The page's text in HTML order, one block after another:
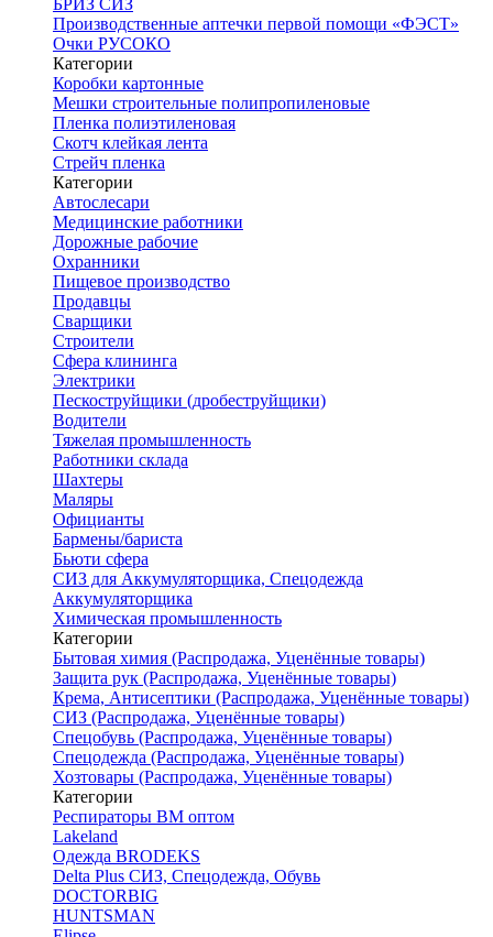
БРИЗ СИЗ
Производственные аптечки первой помощи «ФЭСТ»
Очки РУСОКО
Категории
Коробки картонные
Мешки строительные полипропиленовые
Пленка полиэтиленовая
Скотч клейкая лента
Стрейч пленка
Категории
Автослесари
Медицинские работники
Дорожные рабочие
Охранники
Пищевое производство
Продавцы
Сварщики
Строители
Сфера клининга
Электрики
Пескоструйщики (дробеструйщики)
Водители
Тяжелая промышленность
Работники склада
Шахтеры
Маляры
Официанты
Бармены/бариста
Бьюти сфера
СИЗ для Аккумуляторщика, Спецодежда
Аккумуляторщика
Химическая промышленность
Категории
Бытовая химия (Распродажа, Уценённые товары)
Защита рук (Распродажа, Уценённые товары)
Крема, Антисептики (Распродажа, Уценённые товары)
СИЗ (Распродажа, Уценённые товары)
Спецобувь (Распродажа, Уценённые товары)
Спецодежда (Распродажа, Уценённые товары)
Хозтовары (Распродажа, Уценённые товары)
Категории
Респираторы ВМ оптом
Lakeland
Одежда BRODEKS
Delta Plus СИЗ, Спецодежда, Обувь
DOCTORBIG
HUNTSMAN